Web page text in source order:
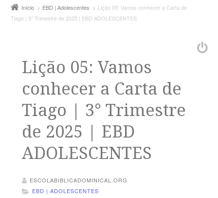
Início EBD | Adolescentes
Lição 05: Vamos conhecer a Carta de
Tiago | 3° Trimestre de 2025 | EBD ADOLESCENTES
Lição 05: Vamos
conhecer a Carta de
Tiago | 3° Trimestre
de 2025 | EBD
ADOLESCENTES
ESCOLABIBLICADOMINICAL.ORG
EBD | ADOLESCENTES